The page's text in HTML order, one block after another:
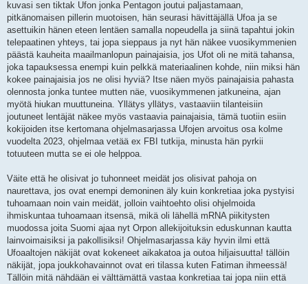
i
kuvasi sen tiktak Ufon jonka Pentagon joutui paljastamaan,
pitkänomaisen pillerin muotoisen, hän seurasi hävittäjällä Ufoa ja se
asettuikin hänen eteen lentäen samalla nopeudella ja siinä tapahtui jokin
telepaatinen yhteys, tai jopa sieppaus ja nyt hän näkee vuosikymmenien
päästä kauheita maailmanlopun painajaisia, jos Ufot oli ne mitä tahansa,
joka tapauksessa enempi kuin pelkkä materiaalinen kohde, niin miksi hän
kokee painajaisia jos ne olisi hyviä? Itse näen myös painajaisia pahasta
olennosta jonka tuntee mutten näe, vuosikymmenen jatkuneina, ajan
myötä hiukan muuttuneina. Yllätys yllätys, vastaaviin tilanteisiin
joutuneet lentäjät näkee myös vastaavia painajaisia, tämä tuotiin esiin
kokijoiden itse kertomana ohjelmasarjassa Ufojen arvoitus osa kolme
vuodelta 2023, ohjelmaa vetää ex FBI tutkija, minusta hän pyrkii
totuuteen mutta se ei ole helppoa.
Väite että he olisivat jo tuhonneet meidät jos olisivat pahoja on
naurettava, jos ovat enempi demoninen äly kuin konkretiaa joka pystyisi
tuhoamaan noin vain meidät, jolloin vaihtoehto olisi ohjelmoida
ihmiskuntaa tuhoamaan itsensä, mikä oli lähellä mRNA piikitysten
muodossa joita Suomi ajaa nyt Orpon allekijoituksin eduskunnan kautta
lainvoimaisiksi ja pakollisiksi! Ohjelmasarjassa käy hyvin ilmi että
Ufoaaltojen näkijät ovat kokeneet aikakatoa ja outoa hiljaisuutta! tällöin
näkijät, jopa joukkohavainnot ovat eri tilassa kuten Fatiman ihmeessä!
Tällöin mitä nähdään ei välttämättä vastaa konkretiaa tai jopa niin että